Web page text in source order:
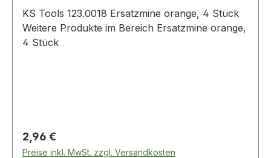
KS Tools 123.0018 Ersatzmine orange, 4 Stück
Weitere Produkte im Bereich Ersatzmine orange,
4 Stück
Regulärer Preis:
2,96 €
Preise inkl. MwSt. zzgl. Versandkosten